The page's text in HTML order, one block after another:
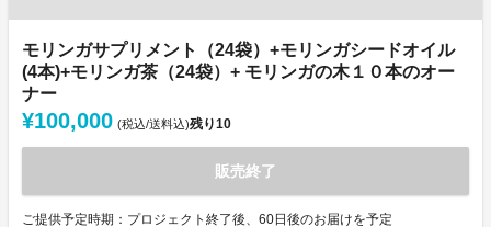
モリンガサプリメント（24袋）+モリンガシードオイル
(4本)+モリンガ茶（24袋）+ モリンガの木１０本のオー
ナー
¥100,000 (税込/送料込)残り10
販売終了
ご提供予定時期：プロジェクト終了後、60日後のお届けを予定